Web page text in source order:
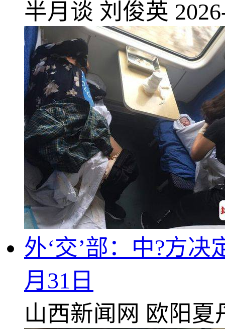
半月谈 刘俊英
外‘交’部：中?方
月31日
山西新闻网 欧阳夏